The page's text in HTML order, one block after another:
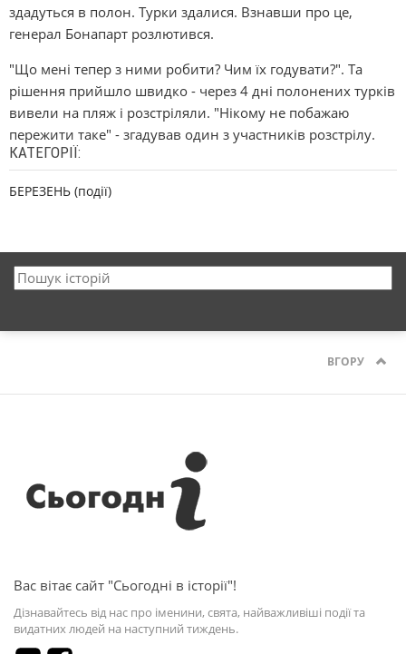
здадуться в полон. Турки здалися. Взнавши про це,
генерал Бонапарт розлютився.
"Що мені тепер з ними робити? Чим їх годувати?". Та
рішення прийшло швидко - через 4 дні полонених турків
вивели на пляж і розстріляли. "Нікому не побажаю
пережити таке" - згадував один з участників розстрілу.
КАТЕГОРІЇ:
БЕРЕЗЕНЬ (події)
ВГОРУ
Вас вітає сайт "Сьогодні в історії"!
Дізнавайтесь від нас про іменини, свята, найважливіші події та
видатних людей на наступний тиждень.